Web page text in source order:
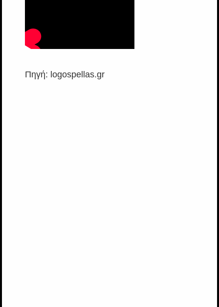
Πηγή: logospellas.gr